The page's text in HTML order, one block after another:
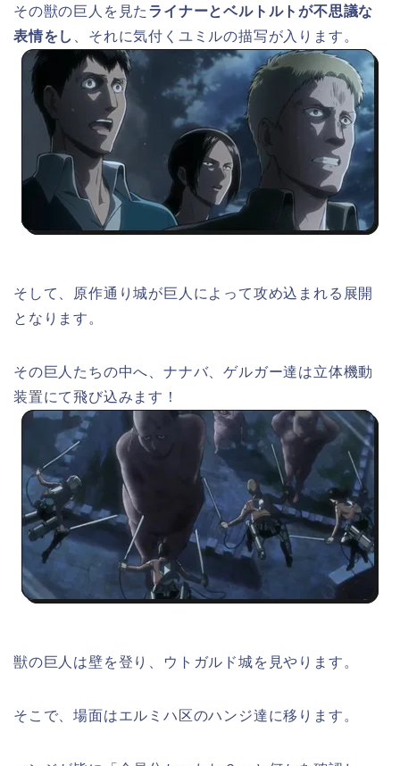
その獣の巨人を見た ライナーとベルトルトが不思議な
表情をし
、それに気付くユミルの描写が入ります。
そして、原作通り城が巨人によって攻め込まれる展開
となります。
その巨人たちの中へ、ナナバ、ゲルガー達は立体機動
装置にて飛び込みます！
獣の巨人は壁を登り、ウトガルド城を見やります。
そこで、場面はエルミハ区のハンジ達に移ります。